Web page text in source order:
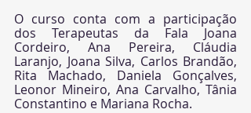
O curso conta com a participação
dos Terapeutas da Fala Joana
Cordeiro, Ana Pereira, Cláudia
Laranjo, Joana Silva, Carlos Brandão,
Rita Machado, Daniela Gonçalves,
Leonor Mineiro, Ana Carvalho, Tânia
Constantino e Mariana Rocha.